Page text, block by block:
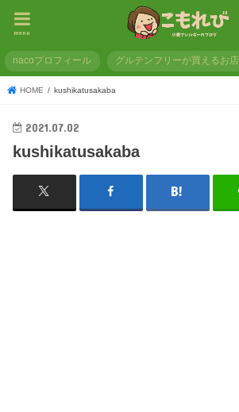
menu
nacoプロフィール グルテンフリーが買えるお店
HOME kushikatusakaba
2021.07.02
kushikatusakaba